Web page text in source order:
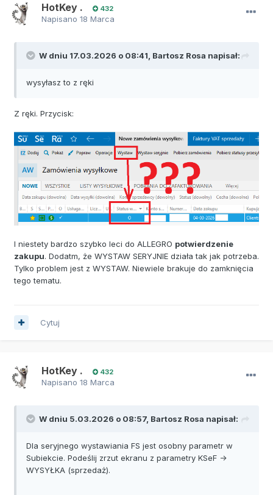
HotKey . 432
Napisano 18 Marca
W dniu 17.03.2026 o 08:41, Bartosz Rosa napisał:
wysyłasz to z ręki
Z ręki. Przycisk:
I niestety bardzo szybko leci do ALLEGRO potwierdzenie
zakupu. Dodatm, że WYSTAW SERYJNIE działa tak jak potrzeba.
Tylko problem jest z WYSTAW. Niewiele brakuje do zamknięcia
tego tematu.
Cytuj
HotKey . 432
Napisano 18 Marca
W dniu 5.03.2026 o 08:57, Bartosz Rosa napisał:
Dla seryjnego wystawiania FS jest osobny parametr w
Subiekcie. Podeślij zrzut ekranu z parametry KSeF ->
WYSYŁKA (sprzedaż).